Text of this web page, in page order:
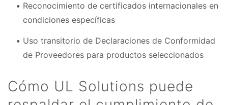
Reconocimiento de certificados internacionales en
condiciones específicas
Uso transitorio de Declaraciones de Conformidad
de Proveedores para productos seleccionados
Cómo UL Solutions puede